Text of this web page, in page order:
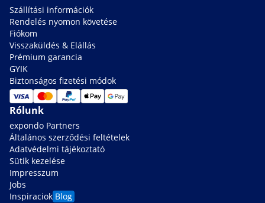
Szállítási információk
Rendelés nyomon követése
Fiókom
Visszaküldés & Elállás
Prémium garancia
GYIK
Biztonságos fizetési módok
Rólunk
expondo Partners
Általános szerződési feltételek
Adatvédelmi tájékoztató
Sütik kezelése
Impresszum
Jobs
Inspiraciok Blog